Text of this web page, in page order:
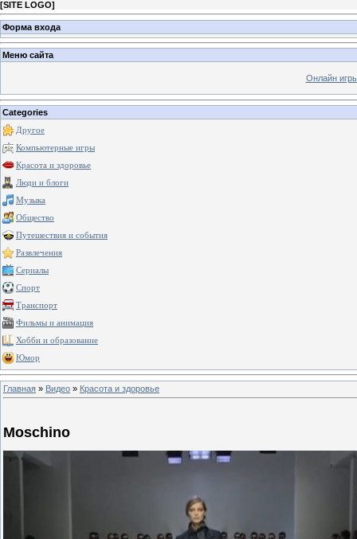
[SITE LOGO]
Форма входа
Меню сайта
Онлайн
Categories
Другое
Компьютерные игры
Красота и здоровье
Люди и блоги
Музыка
Общество
Путешествия и события
Развлечения
Сериалы
Спорт
Транспорт
Фильмы и анимация
Хобби и образование
Юмор
Главная » Видео » Красота и здоровье
Moschino